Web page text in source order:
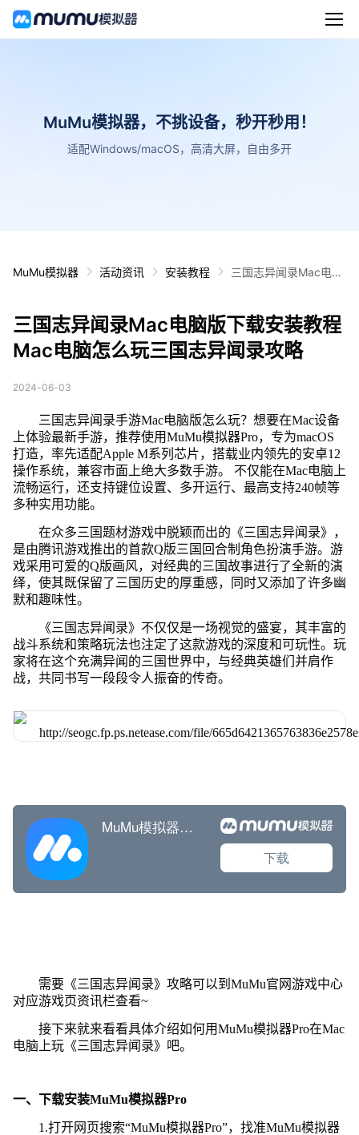
MuMu模拟器，不挑设备，秒开秒用！
适配Windows/macOS，高清大屏，自由多开
MuMu模拟器 活动资讯 安装教程
三国志异闻录Mac电脑
攻略
三国志异闻录Mac电脑版下载安装教程
Mac电脑怎么玩三国志异闻录攻略
2024-06-03
三国志异闻录手游Mac电脑版怎么玩？想要在Mac设备
上体验最新手游，推荐使用MuMu模拟器Pro，专为macOS
打造，率先适配Apple M系列芯片，搭载业内领先的安卓12
操作系统，兼容市面上绝大多数手游。 不仅能在Mac电脑上
流畅运行，还支持键位设置、多开运行、最高支持240帧等
多种实用功能。
在众多三国题材游戏中脱颖而出的《三国志异闻录》，
是由腾讯游戏推出的首款Q版三国回合制角色扮演手游。游
戏采用可爱的Q版画风，对经典的三国故事进行了全新的演
绎，使其既保留了三国历史的厚重感，同时又添加了许多幽
默和趣味性。
《三国志异闻录》不仅仅是一场视觉的盛宴，其丰富的
战斗系统和策略玩法也注定了这款游戏的深度和可玩性。玩
家将在这个充满异闻的三国世界中，与经典英雄们并肩作
战，共同书写一段段令人振奋的传奇。
需要《三国志异闻录》攻略可以到MuMu官网游戏中心
对应游戏页资讯栏查看~
接下来就来看看具体介绍如何用MuMu模拟器Pro在Mac
电脑上玩《三国志异闻录》吧。
一、下载安装MuMu模拟器Pro
1.打开网页搜索“MuMu模拟器Pro”，找准MuMu模拟器